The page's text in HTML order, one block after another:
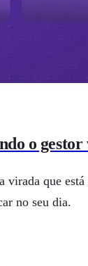
o
virada que
no seu dia.